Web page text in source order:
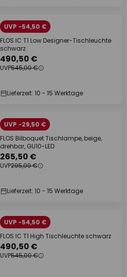
UVP -54,50 €
FLOS IC T1 Low Designer-Tischleuchte
schwarz
490,50 €
UVP545,00 €
Lieferzeit: 10 - 15 Werktage
UVP -29,50 €
FLOS Bilboquet Tischlampe, beige,
drehbar, GU10-LED
265,50 €
UVP295,00 €
Lieferzeit: 10 - 15 Werktage
UVP -54,50 €
FLOS IC T1 High Tischleuchte schwarz
490,50 €
UVP545,00 €